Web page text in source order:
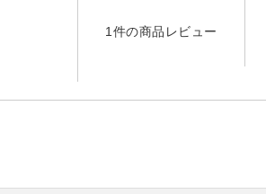
1件の商品レビュー